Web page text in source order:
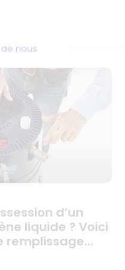
nous
d’un
liquide ? Voici
remplissage…